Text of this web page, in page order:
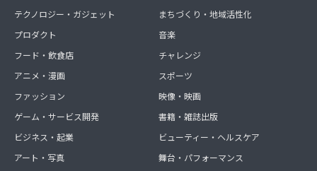
テクノロジー・ガジェット
プロダクト
フード・飲食店
アニメ・漫画
ファッション
ゲーム・サービス開発
ビジネス・起業
アート・写真
まちづくり・地域活性化
音楽
チャレンジ
スポーツ
映像・映画
書籍・雑誌出版
ビューティー・ヘルスケア
舞台・パフォーマンス